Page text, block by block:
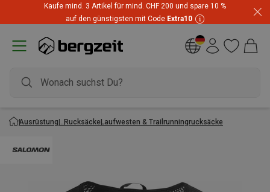
Kaufe mind. 3 Artikel für mind. CHF 200 und spare 10 %
auf den günstigsten mit Code Extra10
Ausrüstung RucksäckeLaufwesten & Trailrunningrucksäcke